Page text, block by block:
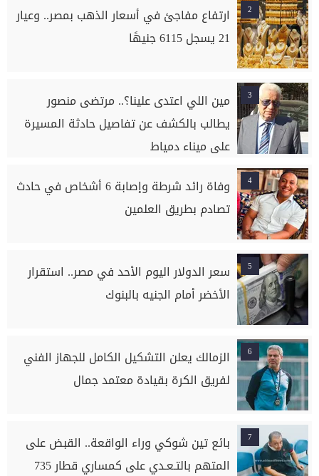
2
ارتفاع مفاجئ في أسعار الذهب بمصر.. وعيار
21 يسجل 6115 جنيهًا
3
مين اللي اعتدى علينا؟.. مرتضى منصور
يطالب بالكشف عن تفاصيل حادثة المسيرة
على ميناء دمياط
4
وفاة رائد شرطة وإصابة 6 أشخاص في حادث
تصادم بطريق العلمين
5
سعر الدولار اليوم الأحد في مصر.. استقرار
الأخضر أمام الجنيه بالبنوك
6
الزمالك يعلن التشكيل الكامل للجهاز الفني
لفريق الكرة بقيادة معتمد جمال
7
بائع تين شوكي وراء الواقعة.. القبض على
المتهم بالتـعـدي على كمساري قطار 735